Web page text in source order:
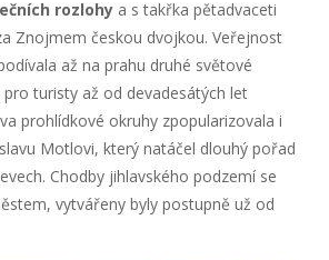
rozlohy a s takřka pětadvaceti
Znojmem českou dvojkou. Veřejnost
až na prahu druhé světové
turisty až od devadesátých let
prohlídkové okruhy zpopularizovala i
Motlovi, který natáčel dlouhý pořad
Chodby jihlavského podzemí se
vytvářeny byly postupně už od